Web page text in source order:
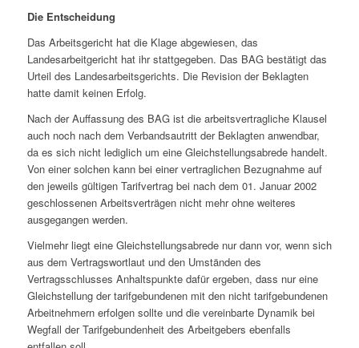
Die Entscheidung
Das Arbeitsgericht hat die Klage abgewiesen, das
Landesarbeitgericht hat ihr stattgegeben. Das BAG bestätigt das
Urteil des Landesarbeitsgerichts. Die Revision der Beklagten
hatte damit keinen Erfolg.
Nach der Auffassung des BAG ist die arbeitsvertragliche Klausel
auch noch nach dem Verbandsautritt der Beklagten anwendbar,
da es sich nicht lediglich um eine Gleichstellungsabrede handelt.
Von einer solchen kann bei einer vertraglichen Bezugnahme auf
den jeweils gültigen Tarifvertrag bei nach dem 01. Januar 2002
geschlossenen Arbeitsverträgen nicht mehr ohne weiteres
ausgegangen werden.
Vielmehr liegt eine Gleichstellungsabrede nur dann vor, wenn sich
aus dem Vertragswortlaut und den Umständen des
Vertragsschlusses Anhaltspunkte dafür ergeben, dass nur eine
Gleichstellung der tarifgebundenen mit den nicht tarifgebundenen
Arbeitnehmern erfolgen sollte und die vereinbarte Dynamik bei
Wegfall der Tarifgebundenheit des Arbeitgebers ebenfalls